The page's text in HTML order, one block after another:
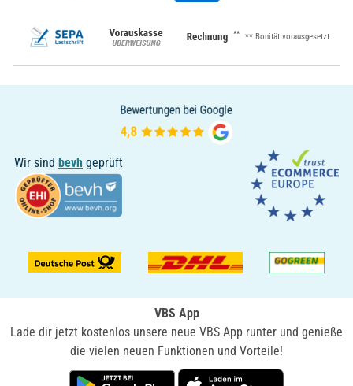
** ** Bonität vorausgesetzt
Wir sind bevh geprüft
VBS App
Lade dir jetzt kostenlos unsere neue VBS App runter und genieße
die vielen neuen Funktionen und Vorteile!